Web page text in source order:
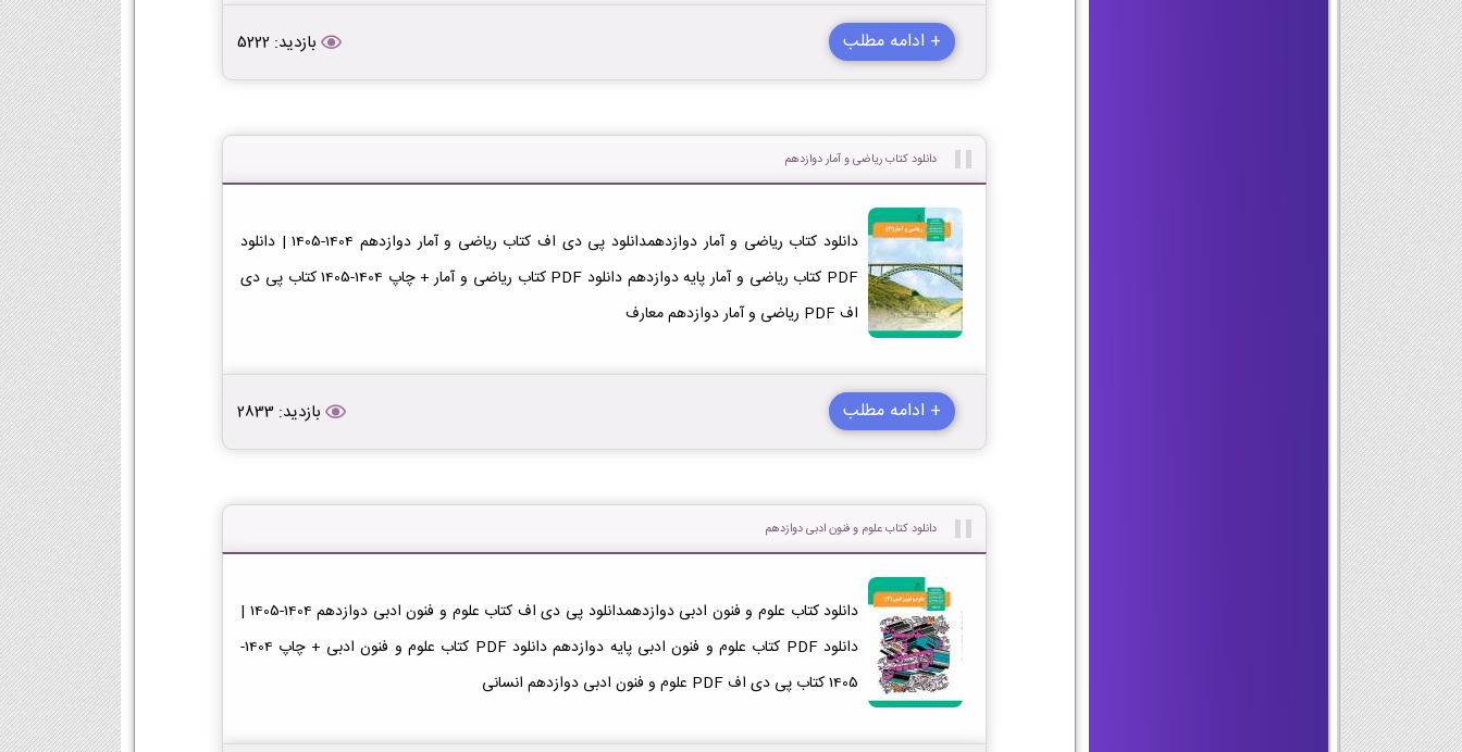
+ ادامه مطلب بازدید: 5222
دانلود کتاب ریاضی و آمار دوازدهم
دانلود کتاب ریاضی و آمار دوازدهمدانلود پی دی اف کتاب ریاضی و آمار دوازدهم 1404-1405 | دانلود
PDF کتاب ریاضی و آمار پایه دوازدهم دانلود PDF کتاب ریاضی و آمار + چاپ 1404-1405 کتاب پی دی
اف PDF ریاضی و آمار دوازدهم معارف
+ ادامه مطلب بازدید: 2833
دانلود کتاب علوم و فنون ادبی دوازدهم
دانلود کتاب علوم و فنون ادبی دوازدهمدانلود پی دی اف کتاب علوم و فنون ادبی دوازدهم 1404-1405 |
دانلود PDF کتاب علوم و فنون ادبی پایه دوازدهم دانلود PDF کتاب علوم و فنون ادبی + چاپ 1404-
1405 کتاب پی دی اف PDF علوم و فنون ادبی دوازدهم انسانی